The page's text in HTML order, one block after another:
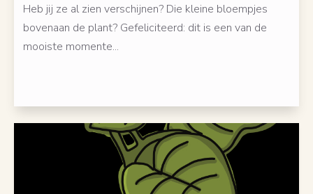
Heb jij ze al zien verschijnen? Die kleine bloempjes
bovenaan de plant? Gefeliciteerd: dit is een van de
mooiste momente...